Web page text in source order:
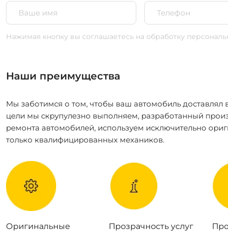
Нажимая кнопку вы соглашаетесь на обработку
Наши преимущества
Мы заботимся о том, чтобы ваш автомобиль доставлял
цели мы скрупулезно выполняем, разработанный
ремонта автомобилей, используем исключительно
только квалифицированных механиков.
Оригинальные
Прозрачность услуг